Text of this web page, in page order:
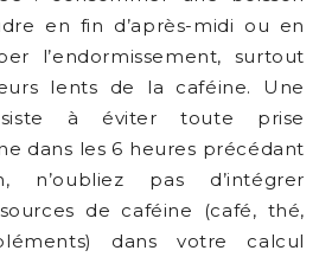
en fin d’après-midi ou en
l’endormissement, surtout
lents de la caféine. Une
à éviter toute prise
dans les 6 heures précédant
n’oubliez pas d’intégrer
de caféine (café, thé,
dans votre calcul